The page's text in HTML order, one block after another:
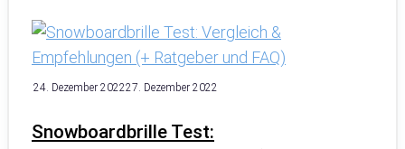
Snowboardbrille Test:
24. Dezember 202227. Dezember 2022